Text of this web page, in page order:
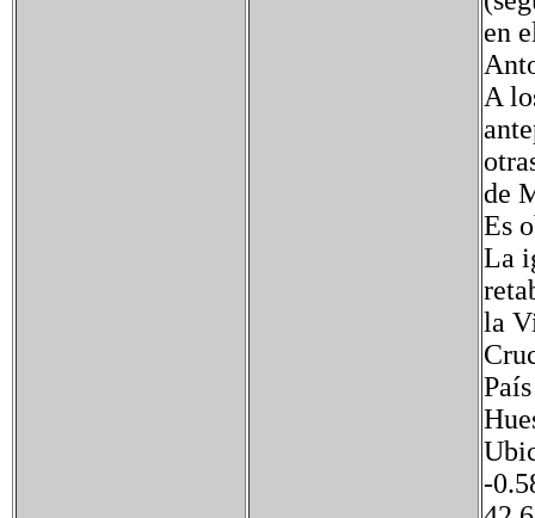
en
A
de
Es
La
la
-